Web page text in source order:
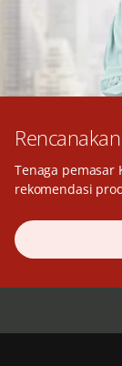
Tenaga
rekomendasi